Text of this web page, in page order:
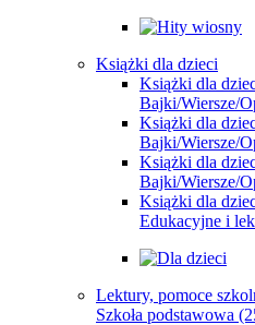
Książki dla dzieci
Książki dla
Bajki/Wiersze/
Książki dla
Bajki/Wiersze/
Książki dla
Bajki/Wiersze/
Książki dla
Edukacyjne i
Lektury, pomoce
Szkoła podstawowa